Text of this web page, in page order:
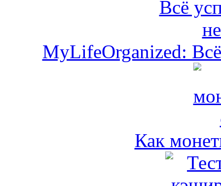
MyLifeOrganized:
Как